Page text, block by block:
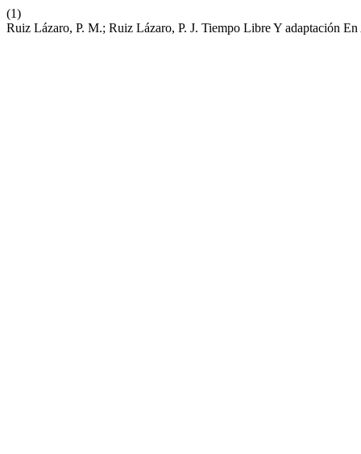
(1)
Ruiz Lázaro, P. M.; Ruiz Lázaro, P. J. Tiempo Libre Y adaptación